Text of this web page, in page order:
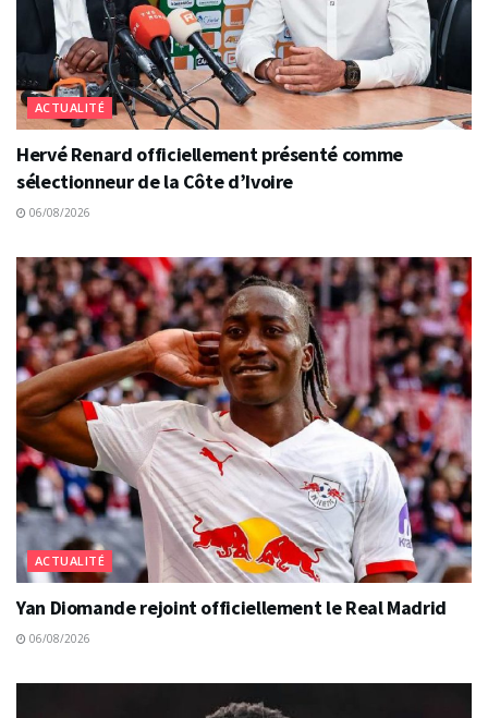
ACTUALITÉ
Hervé Renard officiellement présenté comme
sélectionneur de la Côte d’Ivoire
06/08/2026
ACTUALITÉ
Yan Diomande rejoint officiellement le Real Madrid
06/08/2026